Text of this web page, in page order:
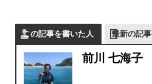
この記事を書いた人 最新の記事
前川 七海子